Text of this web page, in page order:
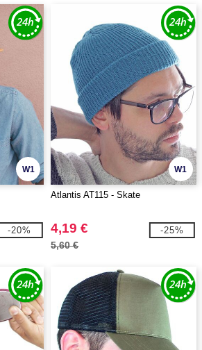
W1
-20%
W1
Atlantis AT115 - Skate
4,19 €
5,60 €
-25%